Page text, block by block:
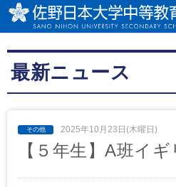
最新ニュース
2025年10月23日(木曜日)
【５年生】A班イ